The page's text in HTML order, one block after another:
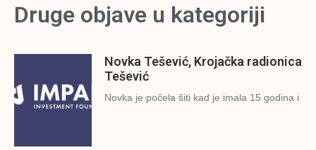
Druge objave u kategoriji
Novka Tešević, Krojačka radionica
Tešević
Novka je počela šiti kad je imala 15 godina i